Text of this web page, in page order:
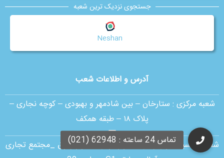
آدرس و اطلاعات شعب
شعبه مرکزی : ستارخان – بین شادمهر و بهبودی – کوچه نجاری –
پلاک ۱۸ – طبقه همکف
شعبه اقدسیه:بلوار ارتش _ بلوار مژدی _ بلوار وثوق _مجتمع تجاری
جستجوی نزدیک ترین شعبه
Neshan